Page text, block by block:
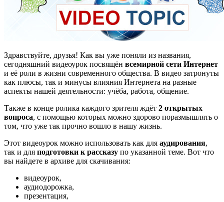
Здравствуйте, друзья! Как вы уже поняли из названия,
сегодняшний видеоурок посвящён всемирной сети Интернет
и её роли в жизни современного общества. В видео затронуты
как плюсы, так и минусы влияния Интернета на разные
аспекты нашей деятельности: учёба, работа, общение.
Также в конце ролика каждого зрителя ждёт 2 открытых
вопроса, с помощью которых можно здорово поразмышлять о
том, что уже так прочно вошло в нашу жизнь.
Этот видеоурок можно использовать как для аудирования,
так и для подготовки к рассказу по указанной теме. Вот что
вы найдете в архиве для скачивания:
видеоурок,
аудиодорожка,
презентация,